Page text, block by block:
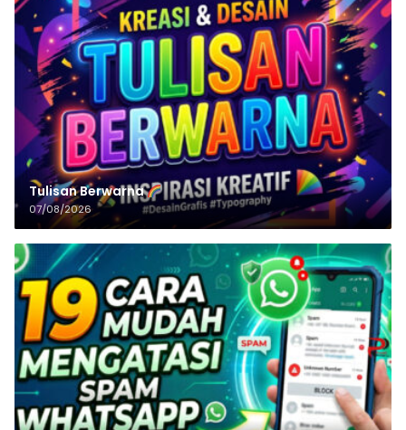
Tulisan‌‌‌‌‌‌‌‌‌‌‌‌‌‌‌‌ Berwarna
07/08/2026